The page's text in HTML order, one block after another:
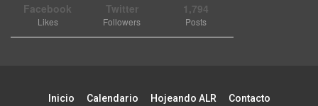
Facebook
Likes
Twitter
Followers
1,794
Posts
Inicio Calendario Hojeando ALR Contacto